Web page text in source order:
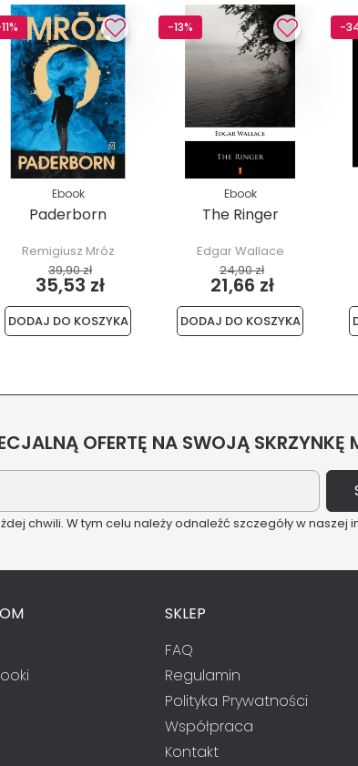
Ebook
Paderborn
Remigiusz Mróz
39,90 zł
35,53 zł
DODAJ DO KOSZYKA
-13%
Ebook
The Ringer
Edgar Wallace
24,90 zł
21,66 zł
DODAJ DO KOSZYKA
-
OFERTĘ NA SWOJĄ SKRZYNKĘ
chwili. W tym celu należy odnaleźć szczegóły w naszej
SKLEP
FAQ
Regulamin
Polityka Prywatności
Współpraca
Kontakt